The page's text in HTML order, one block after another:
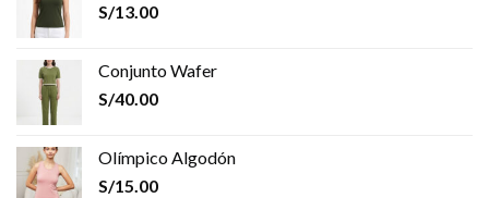
S/13.00
Conjunto Wafer
S/40.00
Olímpico Algodón
S/15.00